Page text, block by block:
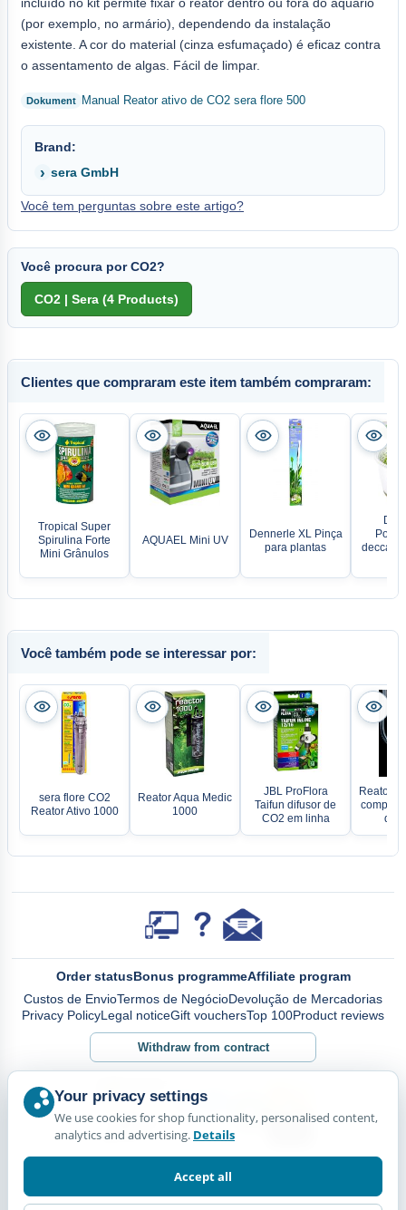
(por exemplo, no armário), dependendo da instalação
existente. A cor do material (cinza esfumaçado) é eficaz contra
o assentamento de algas. Fácil de limpar.
Manual Reator ativo de CO2 sera flore 500
Brand:
sera GmbH
Você tem perguntas sobre este artigo?
Você procura por CO2?
Clientes que compraram este item também compraram:
Tropical Super
Spirulina Forte
Mini Grânulos
AQUAEL Mini UV
Dennerle XL Pinça
para plantas
Você também pode se interessar por:
sera flore CO2
Reator Ativo 1000
Reator Aqua Medic
1000
JBL ProFlora
Taifun difusor de
CO2 em linha
Reator
de
Order statusBonus programmeAffiliate program
Custos de EnvioTermos de NegócioDevolução de Mercadorias
Privacy PolicyLegal noticeGift vouchersTop 100Product reviews
Withdraw from contract
Your privacy settings
We use cookies for shop functionality, personalised content,
analytics and advertising. Details
Accept all